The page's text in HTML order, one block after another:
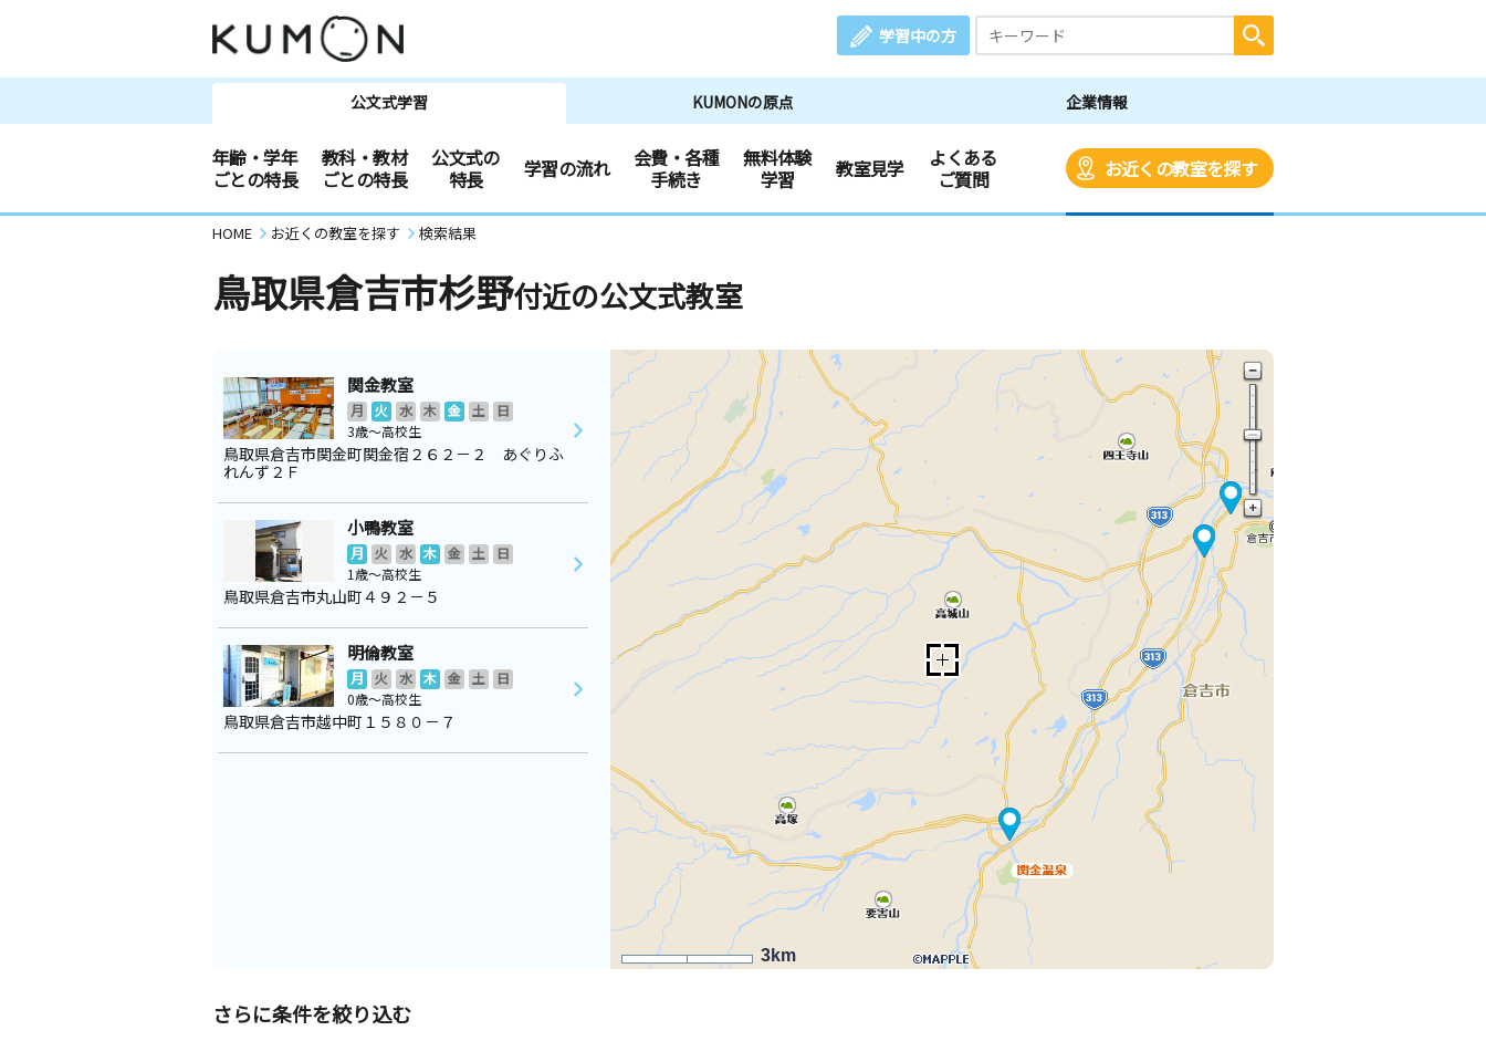
学習中の方
公文式学習 KUMONの原点 企業情報
年齢・学年
ごとの特長
教科・教材
ごとの特長
公文式の
特長
学習の流れ
会費・各種
手続き
無料体験
学習
教室見学
よくある
ご質問
お近くの教室を探す
HOME お近くの教室を探す 検索結果
鳥取県倉吉市杉野付近の公文式教室
3km
関金教室
月 火 水 木 金 土
日
3歳～高校生
鳥取県倉吉市関金町関金宿２６２－２ あぐりふ
れんず２Ｆ
小鴨教室
月 火 水 木 金 土
日
1歳～高校生
鳥取県倉吉市丸山町４９２－５
明倫教室
月 火 水 木 金 土
日
0歳～高校生
鳥取県倉吉市越中町１５８０－７
さらに条件を絞り込む